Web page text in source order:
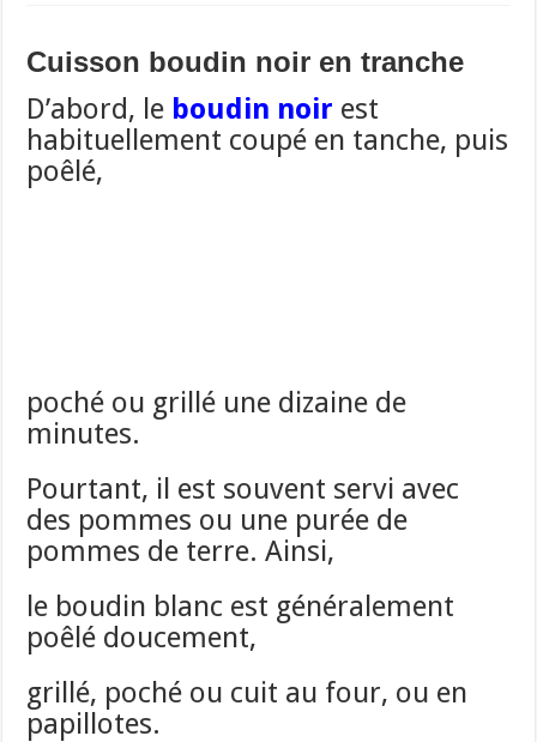
Cuisson boudin noir en tranche
D’abord, le boudin noir est
habituellement coupé en tanche, puis
poêlé,
poché ou grillé une dizaine de
minutes.
Pourtant, il est souvent servi avec
des pommes ou une purée de
pommes de terre. Ainsi,
le boudin blanc est généralement
poêlé doucement,
grillé, poché ou cuit au four, ou en
papillotes.